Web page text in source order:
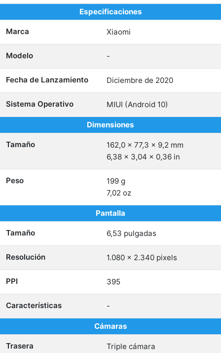
Especificaciones
Marca Xiaomi
Modelo -
Fecha de Lanzamiento Diciembre de 2020
Sistema Operativo MIUI (Android 10)
Dimensiones
Tamaño
162,0 x 77,3 x 9,2 mm
6,38 x 3,04 x 0,36 in
Peso
199 g
7,02 oz
Pantalla
Tamaño 6,53 pulgadas
Resolución 1.080 x 2.340 pixels
PPI 395
Características -
Cámaras
Trasera
Triple cámara